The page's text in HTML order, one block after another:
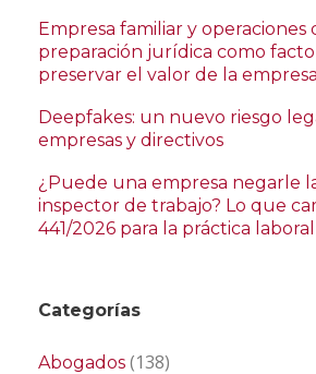
Empresa familiar y operaciones
preparación jurídica como
preservar el valor de la empresa
Deepfakes: un nuevo riesgo
empresas y directivos
¿Puede una empresa negarle
inspector de trabajo? Lo que
441/2026 para la práctica laboral
Categorías
Abogados (138)